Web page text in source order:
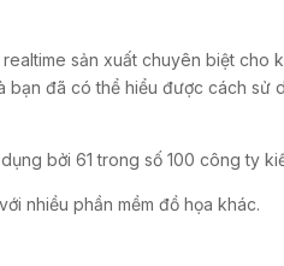
realtime sản xuất chuyên biệt
bạn đã có thể hiểu được cách sử
bởi 61 trong số 100 công ty
nhiều phần mềm đồ họa khác.